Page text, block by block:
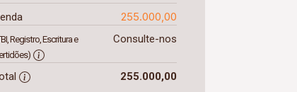
255.000,00
Registro, Escritura e
Consulte-nos
255.000,00